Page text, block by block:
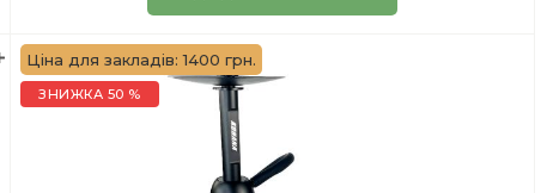
Ціна для закладів: 1400 грн.
ЗНИЖКА 50 %